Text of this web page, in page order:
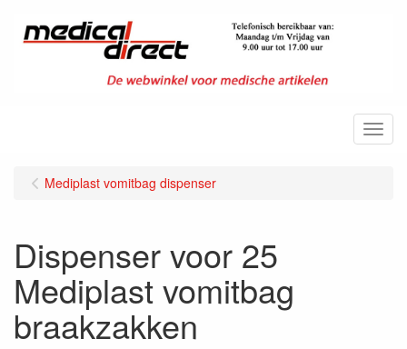
Menu
Mediplast vomitbag dispenser
Dispenser voor 25
Mediplast vomitbag
braakzakken